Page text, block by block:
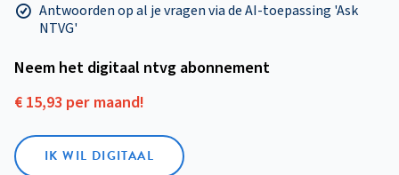
Antwoorden op al je vragen via de AI-toepassing 'Ask
NTVG'
Neem het digitaal ntvg abonnement
€ 15,93 per maand!
IK WIL DIGITAAL